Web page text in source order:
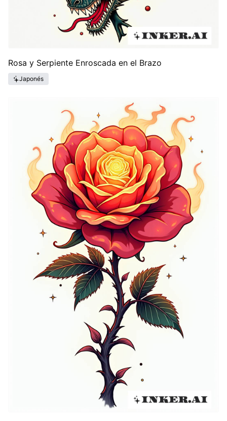
Rosa y Serpiente Enroscada en el Brazo
Japonés